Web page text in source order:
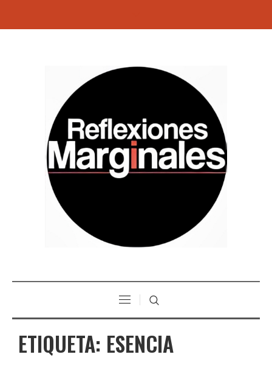
ETIQUETA: ESENCIA